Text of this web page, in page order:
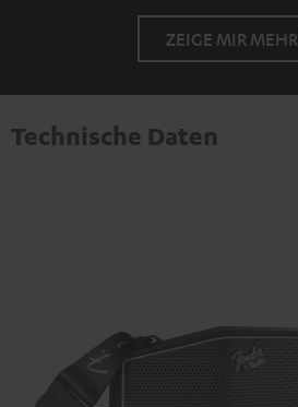
ZEIGE MIR MEHR
Technische Daten